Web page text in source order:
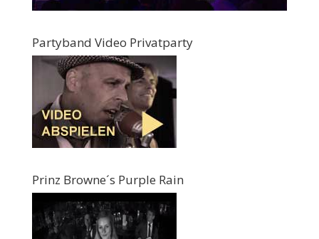
Partyband Video Privatparty
Prinz Browne´s Purple Rain